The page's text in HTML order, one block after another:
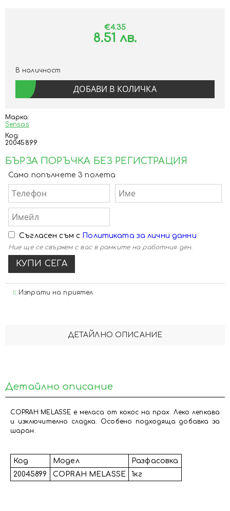
Марка:
Sensas
Код:
20045899
БЪРЗА ПОРЪЧКА БЕЗ РЕГИСТРАЦИЯ
Само попълнете 3 полета
Съгласен съм с Политиката за лични данни
Ние ще се свържем с вас в рамките на работния ден.
Изпрати на приятел
€4.35
8.51 лв.
В наличност
ДЕТАЙЛНО ОПИСАНИЕ
Детайлно описание
COPRAH MELASSE е меласа от кокос на прах. Леко лепкава
и изключително сладка. Особено подходяща добавка за
шаран.
Код Модел
Разфасовка
20045899
COPRAH MЕLASSE 1кг